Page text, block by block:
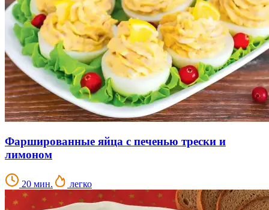
Фаршированные яйца с печенью трески и
лимоном
20 мин. легко